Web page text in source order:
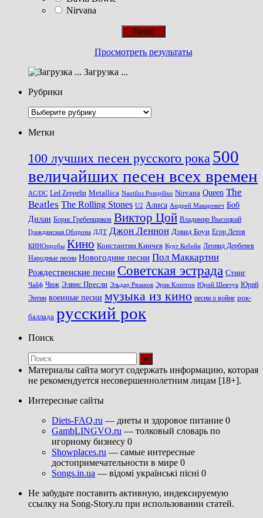
Nirvana
Просмотреть результаты
Загрузка ...
Рубрики
Рубрики
Метки
100 лучших песен русского рока 500
величайших песен всех времен
AC/DC Led Zeppelin Metallica Nautilus Pompilius Nirvana Queen The
Beatles The Rolling Stones U2 Алиса Андрей Макаревич Боб
Дилан Борис Гребенщиков Виктор Цой Владимир Высоцкий
Гражданская Оборона ДДТ Джон Леннон Дэвид Боуи Егор Летов
КИНОпробы Кино Константин Кинчев Курт Кобейн Леонид Дербенев
Народные песни Новогодние песни Пол Маккартни
Рождественские песни Советская эстрада Стинг
Чайф Чиж Элвис Пресли Эльдар Рязанов Эрик Клэптон Юрий Шевчук Юрий
Энтин военные песни музыка из кино песни о войне рок-
баллада русский рок
Поиск
Материалы сайта могут содержать информацию, которая
не рекомендуется несовершеннолетним лицам [18+].
Интересные сайты
Diets-FAQ.ru — диеты и здоровое питание 0
GambLINGVO.ru — толковый словарь по
игорному бизнесу 0
Showplaces.ru — самые интересные
достопримечательности в мире 0
Songs.in.ua — відомі українські пісні 0
Не забудьте поставить активную, индексируемую
ссылку на Song-Story.ru при использовании статей.